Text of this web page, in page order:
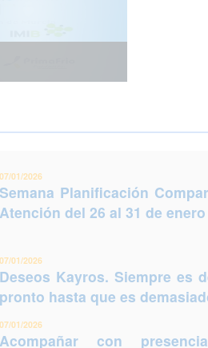
Trabajar juntos
07/01/2026
Semana Planificación
Atención del 26 al 31 de
07/01/2026
Deseos Kayros. Siempre es
pronto hasta que es
07/01/2026
Acompañar con